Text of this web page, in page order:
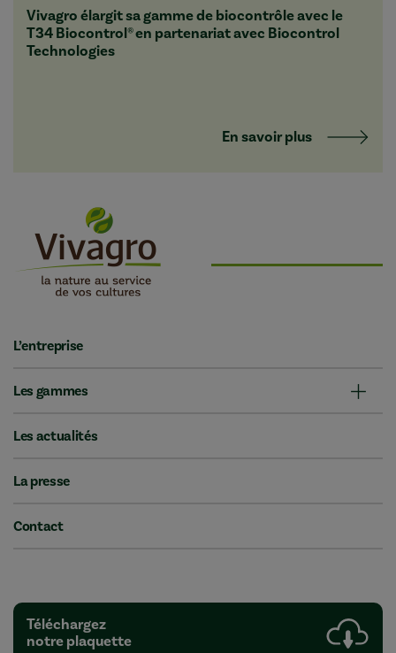
Vivagro élargit sa gamme de biocontrôle avec le
T34 Biocontrol® en partenariat avec Biocontrol
Technologies
En savoir plus
L’entreprise
Les gammes
Les actualités
La presse
Contact
Téléchargez
notre plaquette